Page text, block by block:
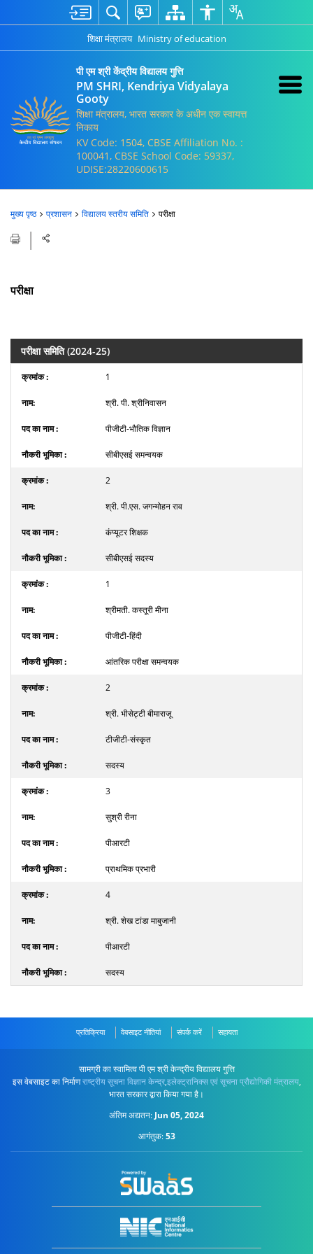
शिक्षा मंत्रालय Ministry of education
पी एम श्री केंद्रीय विद्यालय गुत्ति
PM SHRI, Kendriya Vidyalaya
Gooty
शिक्षा मंत्रालय, भारत सरकार के अधीन एक स्वायत्त
निकाय
KV Code: 1504, CBSE Affiliation No. :
100041, CBSE School Code: 59337,
UDISE:28220600615
मुख्य पृष्ठ प्रशासन विद्यालय स्तरीय समिति परीक्षा
परीक्षा
परीक्षा समिति (2024-25)
1
श्री. पी. श्रीनिवासन
पीजीटी-भौतिक विज्ञान
सीबीएसई समन्वयक
2
श्री. पी.एस. जगन्मोहन राव
कंप्यूटर शिक्षक
सीबीएसई सदस्य
1
श्रीमती. कस्तूरी मीना
पीजीटी-हिंदी
आंतरिक परीक्षा समन्वयक
2
श्री. भीसेट्टी बीमाराजू
टीजीटी-संस्कृत
सदस्य
3
सुश्री रीना
पीआरटी
प्राथमिक प्रभारी
4
श्री. शेख टांडा माबुजानी
पीआरटी
सदस्य
प्रतिक्रिया वेबसाइट नीतियां संपर्क करें सहायता
सामग्री का स्वामित्व पी एम श्री केन्द्रीय विद्यालय गुत्ति
इस वेबसाइट का निर्माणराष्ट्रीय सूचना विज्ञान केन्द्र,इलेक्ट्रानिक्स एवं सूचना प्रौद्योगिकी मंत्रालय,
भारत सरकार द्वारा किया गया है।
अंतिम अद्यतन: Jun 05, 2024
आगंतुक:53